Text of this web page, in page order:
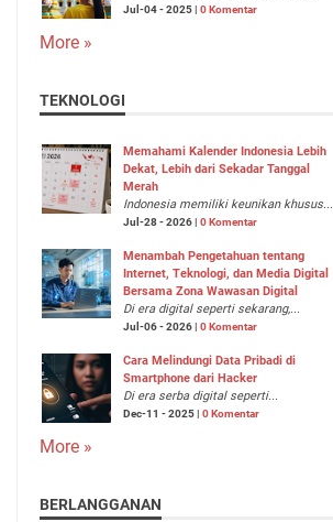
Jul-04 - 2025 | 0 Komentar
More »
TEKNOLOGI
Memahami Kalender Indonesia Lebih
Dekat, Lebih dari Sekadar Tanggal
Merah
Indonesia memiliki keunikan khusus...
Jul-28 - 2026 | 0 Komentar
Menambah Pengetahuan tentang
Internet, Teknologi, dan Media Digital
Bersama Zona Wawasan Digital
Di era digital seperti sekarang,...
Jul-06 - 2026 | 0 Komentar
Cara Melindungi Data Pribadi di
Smartphone dari Hacker
Di era serba digital seperti...
Dec-11 - 2025 | 0 Komentar
More »
BERLANGGANAN